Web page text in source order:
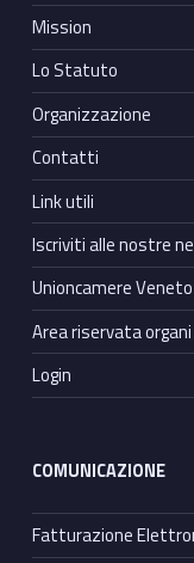
Mission
Lo Statuto
Organizzazione
Contatti
Link utili
Iscriviti alle nostre
Unioncamere
Area riservata organi
Login
COMUNICAZIONE
Fatturazione